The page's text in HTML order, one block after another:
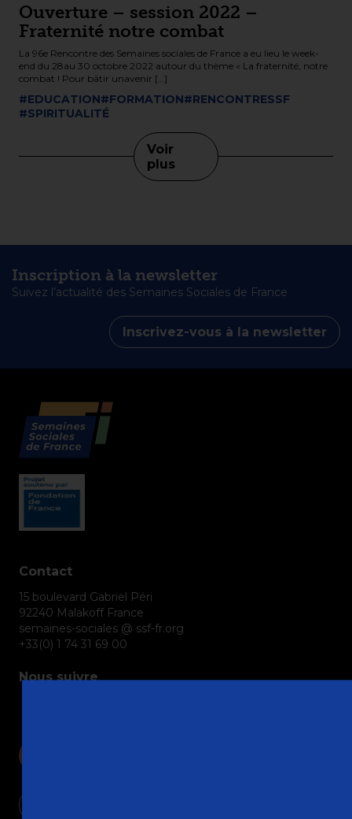
Ouverture – session 2022 –
Fraternité notre combat
La 96e Rencontre des Semaines sociales de France a eu lieu le week-
end du 28au 30 octobre 2022 autour du thème « La fraternité, notre
combat ! Pour bâtir unavenir […]
#EDUCATION#FORMATION#RENCONTRESSF
#SPIRITUALITÉ
Voir
plus
Inscription à la newsletter
Suivez l’actualité des Semaines Sociales de France
Inscrivez-vous à la newsletter
Contact
15 boulevard Gabriel Péri
92240 Malakoff France
semaines-sociales @ ssf-fr.org
+33(0) 1 74 31 69 00
Nous suivre